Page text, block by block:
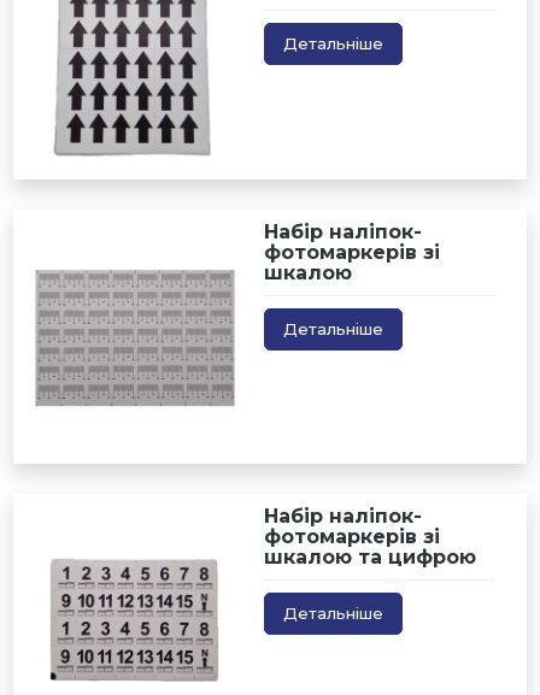
Детальніше
Набір наліпок-
фотомаркерів зі
шкалою
Детальніше
Набір наліпок-
фотомаркерів зі
шкалою та цифрою
Детальніше